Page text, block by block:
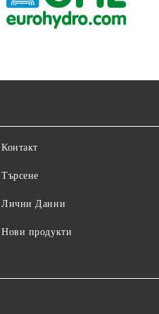
Контакт
Търсене
Лични Данни
Нови продукти